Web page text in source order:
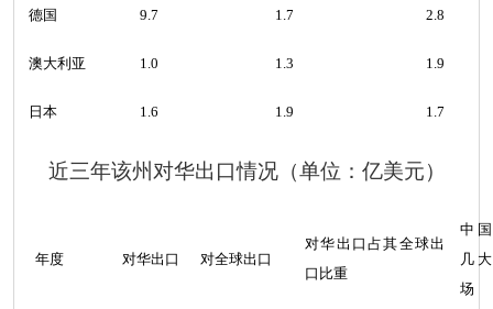
德国 9.7 1.7 2.8
澳大利亚 1.0 1.3 1.9
日本 1.6 1.9 1.7
近三年该州对华出口情况（单位：亿美元）
年度 对华出口 对全球出口
对华出口占其全球出
口比重
中
几
场